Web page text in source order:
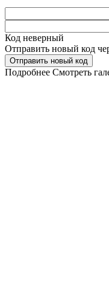
Код неверный
Отправить новый код
Отправить новый код
Подробнее Смотреть